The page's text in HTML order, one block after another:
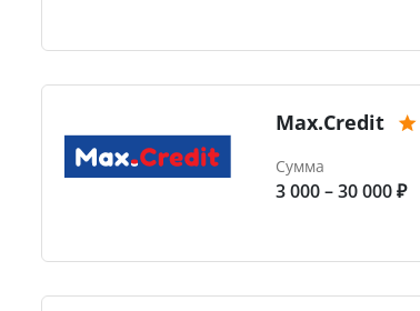
Max.Credit
Сумма
3 000 – 30 000 ₽